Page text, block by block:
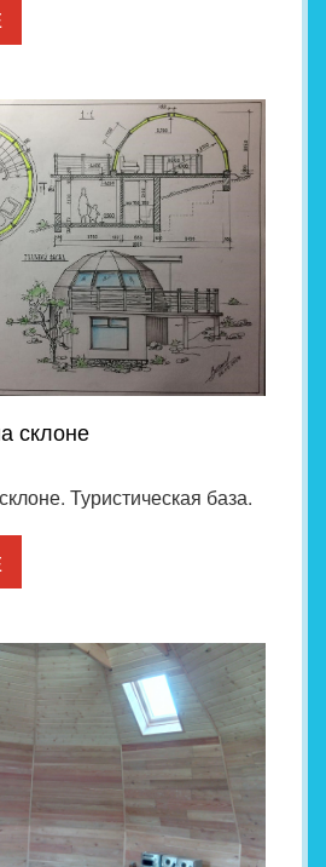
склоне
Туристическая база.